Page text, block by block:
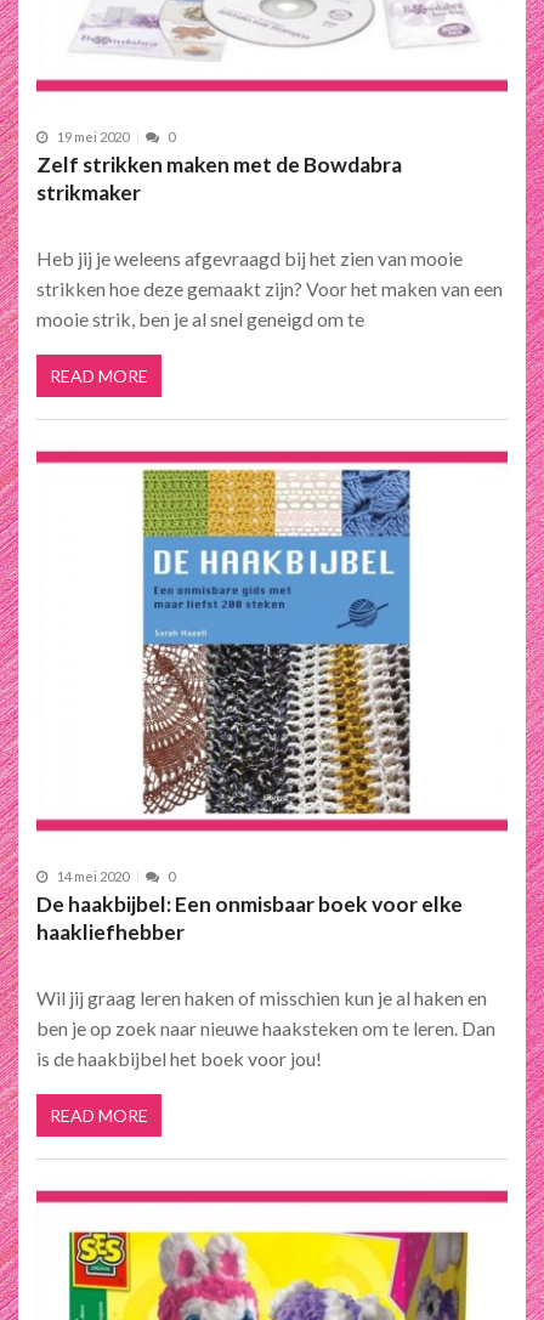
19 mei 2020 0
Zelf strikken maken met de Bowdabra
strikmaker
Heb jij je weleens afgevraagd bij het zien van mooie
strikken hoe deze gemaakt zijn? Voor het maken van een
mooie strik, ben je al snel geneigd om te
READ MORE
14 mei 2020 0
De haakbijbel: Een onmisbaar boek voor elke
haakliefhebber
Wil jij graag leren haken of misschien kun je al haken en
ben je op zoek naar nieuwe haaksteken om te leren. Dan
is de haakbijbel het boek voor jou!
READ MORE